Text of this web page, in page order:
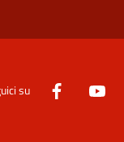
su